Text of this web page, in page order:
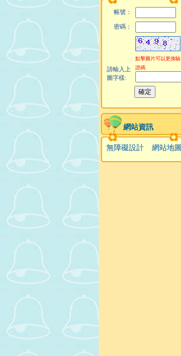
帳號：
密碼：
請輸入上
圖字樣:
點擊圖片可以更換驗
證碼
網站資訊
無障礙設計 網站地圖